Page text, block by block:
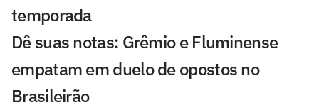
temporada
Dê suas notas: Grêmio e Fluminense
empatam em duelo de opostos no
Brasileirão